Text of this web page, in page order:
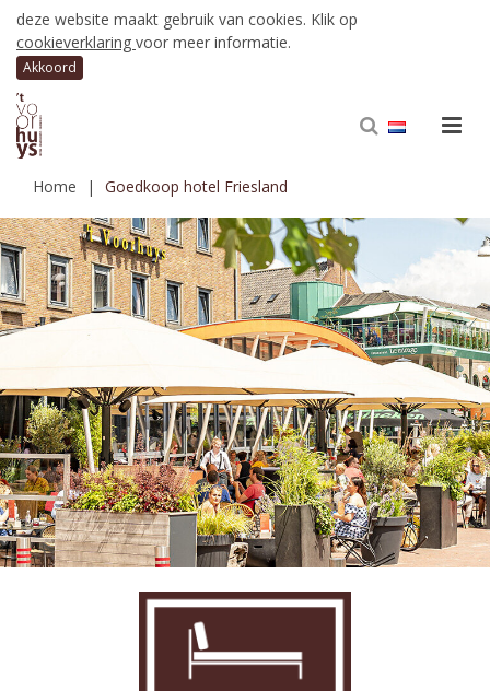
deze website maakt gebruik van cookies. Klik op
cookieverklaring voor meer informatie.
Home Goedkoop hotel Friesland